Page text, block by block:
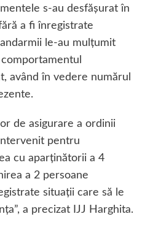
s-au desfăşurat în
a fi înregistrate
le-au mulţumit
având în vedere numărul
de asigurare a ordinii
pentru
cu aparţinătorii a 4
a 2 persoane
situaţii care să le
a precizat IJJ Harghita.